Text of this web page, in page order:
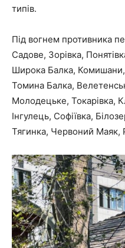
типів.
Під вогнем противника
Садове, Зорівка,
Широка Балка,
Томина Балка,
Молодецьке, Токарівка,
Інгулець, Софіївка,
Тягинка, Червоний Маяк,